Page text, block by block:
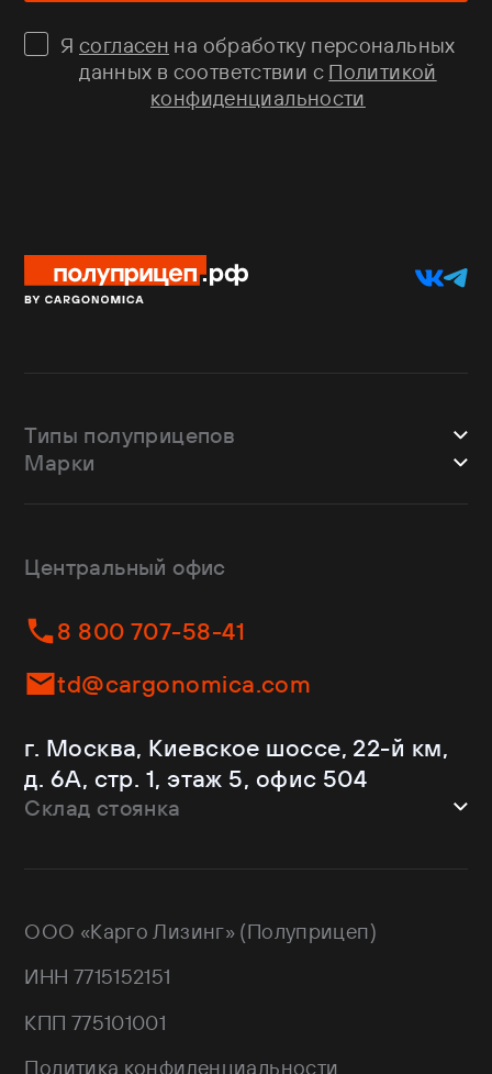
Ясогласен на обработку персональных
данных в соответствии с Политикой
конфиденциальности
Типы полуприцепов
Шторные
Изотермы
Контейнеровозы
Самосвалы
Ломовозы
С кониками
Рефрижераторы
Марки
Dongfeng
Helfimmer
JAC
Kassbohrer
Krone
Mercedes-Benz
Schmitz Cargobull
Shacman
Wielton
Валдай
НЕФАЗ
РИАТ
Центральный офис
8 800 707-58-41
td@cargonomica.com
г. Москва, Киевское шоссе, 22-й км,
д. 6А, стр. 1, этаж 5, офис 504
Склад стоянка
171 GPS: 55.443540, 37.293077
ООО «Карго Лизинг» (Полуприцеп)
ИНН 7715152151
КПП 775101001
Политика конфиденциальности